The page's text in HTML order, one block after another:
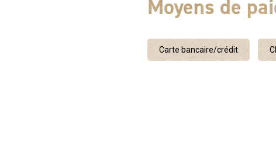
Moyens de
Carte bancaire/crédit